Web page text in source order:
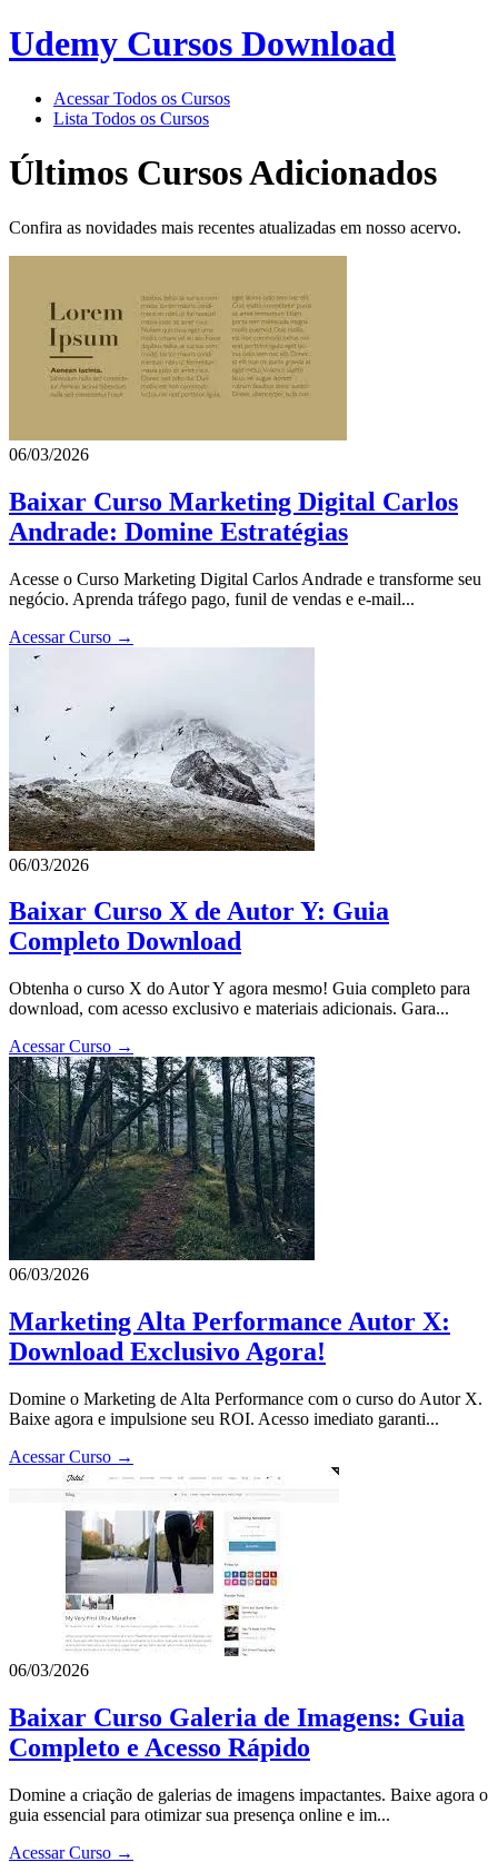
Udemy Cursos Download
Acessar Todos os Cursos
Lista Todos os Cursos
Últimos Cursos Adicionados
Confira as novidades mais recentes atualizadas em nosso acervo.
06/03/2026
Baixar Curso Marketing Digital Carlos
Andrade: Domine Estratégias
Acesse o Curso Marketing Digital Carlos Andrade e transforme seu
negócio. Aprenda tráfego pago, funil de vendas e e-mail...
Acessar Curso →
06/03/2026
Baixar Curso X de Autor Y: Guia
Completo Download
Obtenha o curso X do Autor Y agora mesmo! Guia completo para
download, com acesso exclusivo e materiais adicionais. Gara...
Acessar Curso →
06/03/2026
Marketing Alta Performance Autor X:
Download Exclusivo Agora!
Domine o Marketing de Alta Performance com o curso do Autor X.
Baixe agora e impulsione seu ROI. Acesso imediato garanti...
Acessar Curso →
06/03/2026
Baixar Curso Galeria de Imagens: Guia
Completo e Acesso Rápido
Domine a criação de galerias de imagens impactantes. Baixe agora o
guia essencial para otimizar sua presença online e im...
Acessar Curso →